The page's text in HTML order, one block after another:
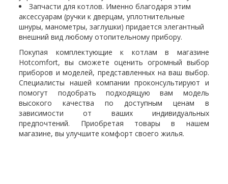
Запчасти для котлов. Именно благодаря этим
аксессуарам (ручки к дверцам, уплотнительные
шнуры, манометры, заглушки) придается элегантный
внешний вид любому отопительному прибору.
Покупая комплектующие к котлам в магазине
Hotcomfort, вы сможете оценить огромный выбор
приборов и моделей, представленных на ваш выбор.
Специалисты нашей компании проконсультируют и
помогут подобрать подходящую вам модель
высокого качества по доступным ценам в
зависимости от ваших индивидуальных
предпочтений. Приобретая товары в нашем
магазине, вы улучшите комфорт своего жилья.